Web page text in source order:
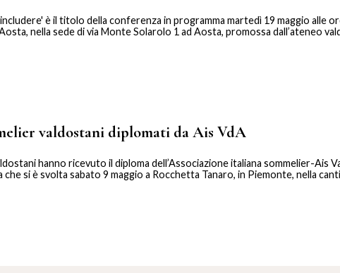
è il titolo della conferenza in programma martedì 19 maggio alle
nella sede di via Monte Solarolo 1 ad Aosta, promossa dall’ateneo
valdostani diplomati da Ais VdA
hanno ricevuto il diploma dell’Associazione italiana sommelier-Ais
si è svolta sabato 9 maggio a Rocchetta Tanaro, in Piemonte, nella